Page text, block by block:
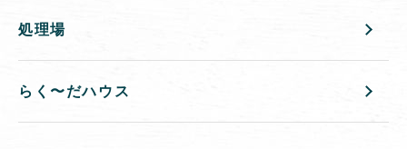
処理場
らく〜だハウス